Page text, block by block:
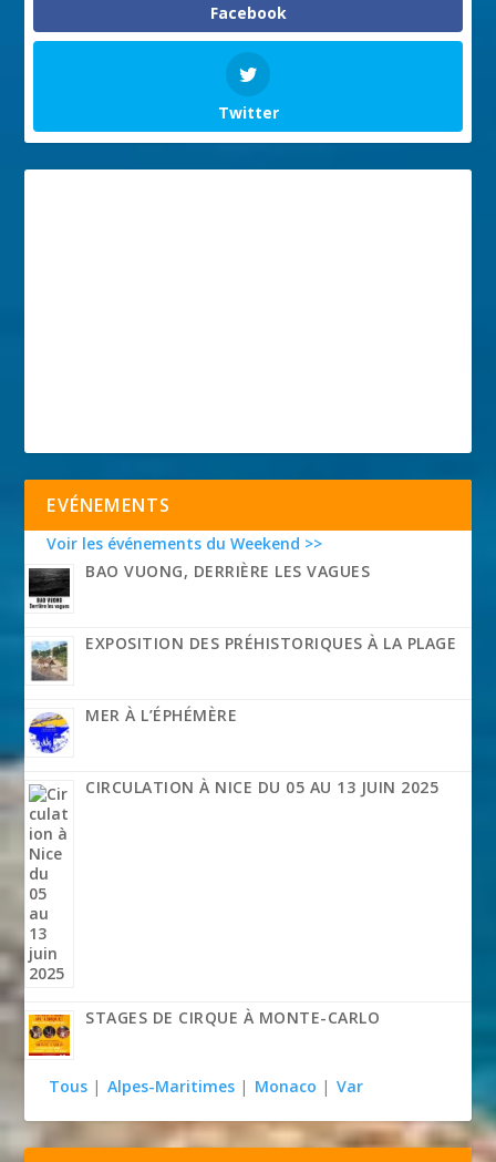
Facebook
Twitter
EVÉNEMENTS
Voir les événements du Weekend >>
BAO VUONG, DERRIÈRE LES VAGUES
EXPOSITION DES PRÉHISTORIQUES À LA PLAGE
MER À L’ÉPHÉMÈRE
CIRCULATION À NICE DU 05 AU 13 JUIN 2025
STAGES DE CIRQUE À MONTE-CARLO
Tous | Alpes-Maritimes | Monaco | Var